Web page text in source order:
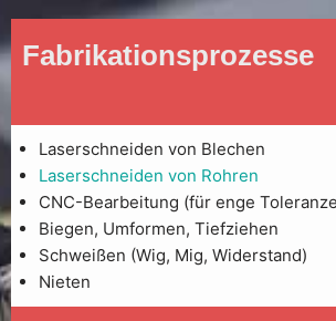
Fabrikationsprozesse
Laserschneiden von Blechen
Laserschneiden von Rohren
CNC-Bearbeitung (für enge
Biegen, Umformen, Tiefziehen
Schweißen (Wig, Mig, Widerstand)
Nieten